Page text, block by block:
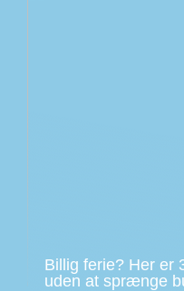
Billig ferie? Her er
uden at sprænge